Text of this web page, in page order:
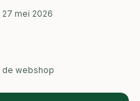
27 mei 2026
de webshop